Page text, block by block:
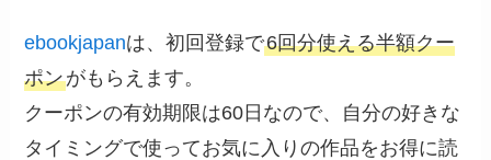
ebookjapanは、初回登録で6回分使える半額クー
ポンがもらえます。
クーポンの有効期限は60日なので、自分の好きな
タイミングで使ってお気に入りの作品をお得に読